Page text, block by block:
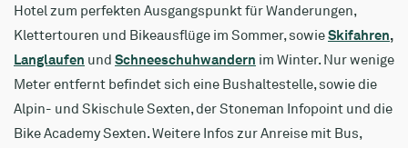
Hotel zum perfekten Ausgangspunkt für Wanderungen,
Klettertouren und Bikeausflüge im Sommer, sowieSkifahren,
Langlaufen und Schneeschuhwandern im Winter. Nur wenige
Meter entfernt befindet sich eine Bushaltestelle, sowie die
Alpin- und Skischule Sexten, der Stoneman Infopoint und die
Bike Academy Sexten. Weitere Infos zur Anreise mit Bus,